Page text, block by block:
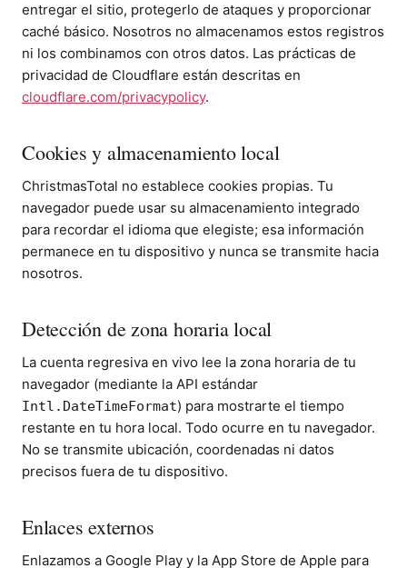
entregar el sitio, protegerlo de ataques y proporcionar
caché básico. Nosotros no almacenamos estos registros
ni los combinamos con otros datos. Las prácticas de
privacidad de Cloudflare están descritas en
cloudflare.com/privacypolicy.
Cookies y almacenamiento local
ChristmasTotal no establece cookies propias. Tu
navegador puede usar su almacenamiento integrado
para recordar el idioma que elegiste; esa información
permanece en tu dispositivo y nunca se transmite hacia
nosotros.
Detección de zona horaria local
La cuenta regresiva en vivo lee la zona horaria de tu
navegador (mediante la API estándar
Intl.DateTimeFormat) para mostrarte el tiempo
restante en tu hora local. Todo ocurre en tu navegador.
No se transmite ubicación, coordenadas ni datos
precisos fuera de tu dispositivo.
Enlaces externos
Enlazamos a Google Play y la App Store de Apple para